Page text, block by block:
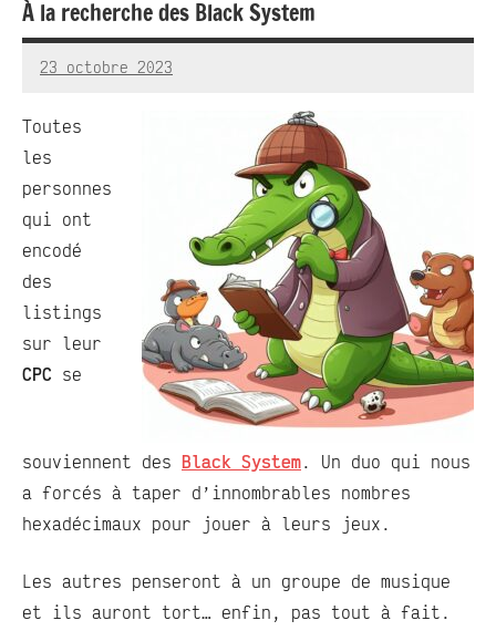
À la recherche des Black System
23 octobre 2023
RedBug
Aucun
Toutes
les
personnes
qui ont
encodé
des
listings
sur leur
CPC se
souviennent des Black System. Un duo qui nous
a forcés à taper d’innombrables nombres
hexadécimaux pour jouer à leurs jeux.
Les autres penseront à un groupe de musique
et ils auront tort… enfin, pas tout à fait.